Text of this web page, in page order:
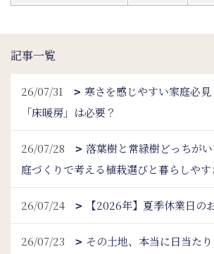
記事一覧
26/07/31
寒さを感じやすい家庭必
「床暖房」は必要？
26/07/28
落葉樹と常緑樹どっちが
庭づくりで考える植栽選びと暮らしやす
26/07/24 【2026年】夏季休業日の
26/07/23
その土地、本当に日当た